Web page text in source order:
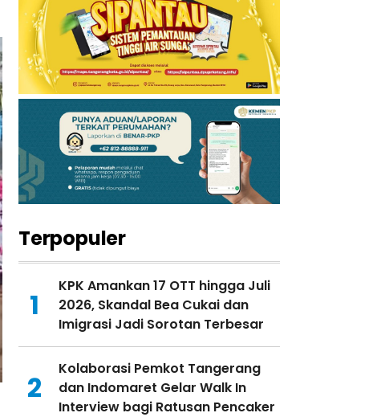
Terpopuler
1
KPK Amankan 17 OTT hingga Juli
2026, Skandal Bea Cukai dan
Imigrasi Jadi Sorotan Terbesar
2
Kolaborasi Pemkot Tangerang
dan Indomaret Gelar Walk In
Interview bagi Ratusan Pencaker